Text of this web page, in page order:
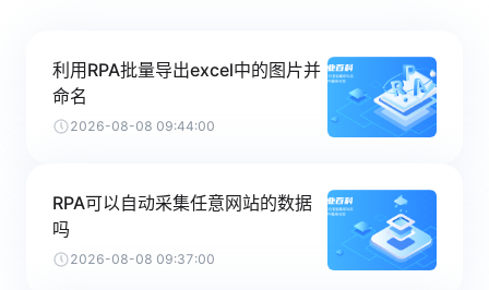
利用RPA批量导出excel中的图片并
命名
2026-08-08 09:44:00
RPA可以自动采集任意网站的数据
吗
2026-08-08 09:37:00